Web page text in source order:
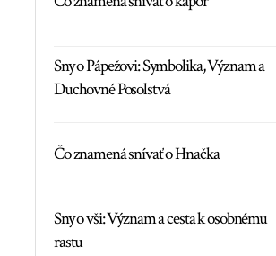
Sny o Pápežovi: Symbolika, Význam a
Duchovné Posolstvá
Čo znamená snívať o Hnačka
Sny o vši: Význam a cesta k osobnému
rastu